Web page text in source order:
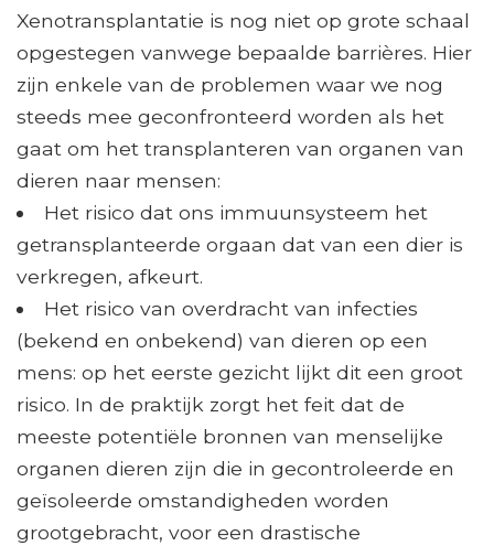
Xenotransplantatie is nog niet op grote schaal
opgestegen vanwege bepaalde barrières. Hier
zijn enkele van de problemen waar we nog
steeds mee geconfronteerd worden als het
gaat om het transplanteren van organen van
dieren naar mensen:
Het risico dat ons immuunsysteem het
getransplanteerde orgaan dat van een dier is
verkregen, afkeurt.
Het risico van overdracht van infecties
(bekend en onbekend) van dieren op een
mens: op het eerste gezicht lijkt dit een groot
risico. In de praktijk zorgt het feit dat de
meeste potentiële bronnen van menselijke
organen dieren zijn die in gecontroleerde en
geïsoleerde omstandigheden worden
grootgebracht, voor een drastische